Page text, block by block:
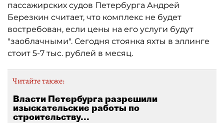
пассажирских судов Петербурга Андрей
Березкин считает, что комплекс не будет
востребован, если цены на его услуги будут
"заоблачными". Сегодня стоянка яхты в эллинге
стоит 5-7 тыс. рублей в месяц.
Читайте также:
Власти Петербурга разрешили
изыскательские работы по
строительству...